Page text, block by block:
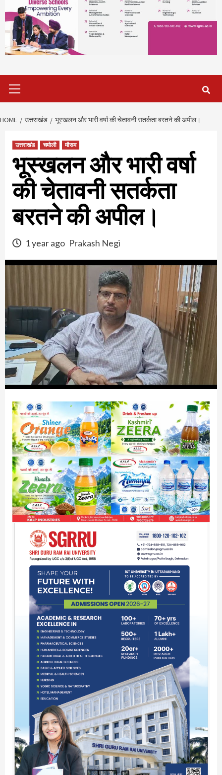
Menu
HOME उत्तराखंड भूस्खलन और भारी वर्षा की चेतावनी सतर्कता बरतने की अपील।
उत्तराखंड चमोली मौसम
भूस्खलन और भारी वर्षा
की चेतावनी सतर्कता
बरतने की अपील।
1 year ago Prakash Negi